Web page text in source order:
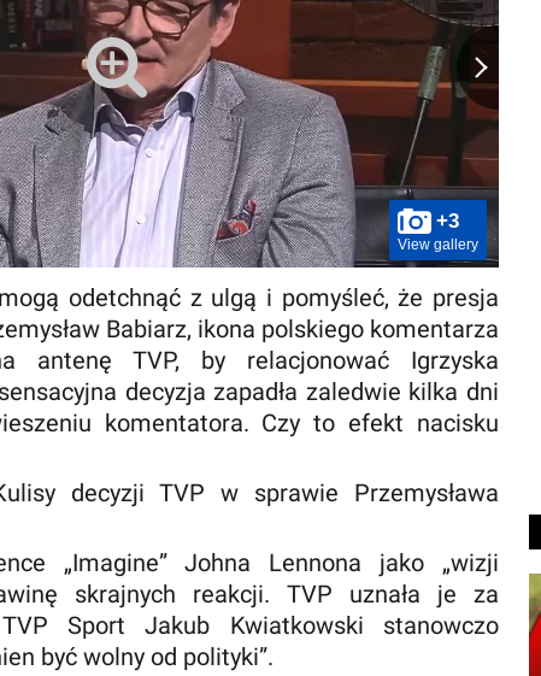
+3
View gallery
odetchnąć z ulgą i pomyśleć, że presja
Babiarz, ikona polskiego komentarza
antenę TVP, by relacjonować Igrzyska
decyzja zapadła zaledwie kilka dni
komentatora. Czy to efekt nacisku
decyzji TVP w sprawie Przemysława
„Imagine” Johna Lennona jako „wizji
skrajnych reakcji. TVP uznała je za
Sport Jakub Kwiatkowski stanowczo
być wolny od polityki”.